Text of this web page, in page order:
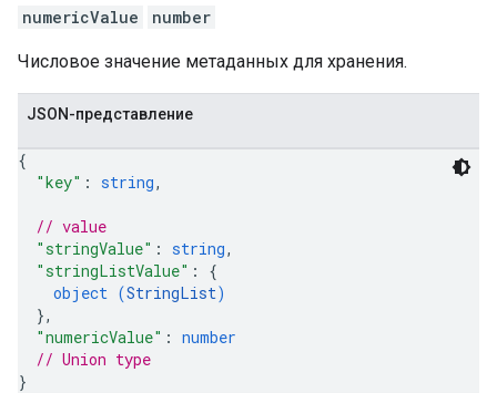
numericValue number
Числовое значение метаданных для хранения.
JSON-представление
{
"key" : string,
// value
"stringValue" : string,
"stringListValue" : {
object (StringList)
},
"numericValue" : number
// Union type
}